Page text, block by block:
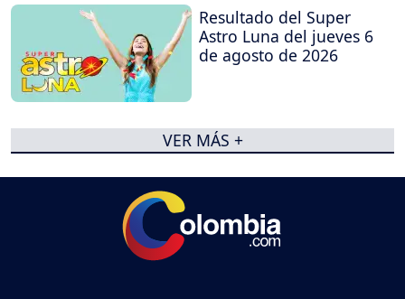
Resultado del Super
Astro Luna del jueves 6
de agosto de 2026
VER MÁS +